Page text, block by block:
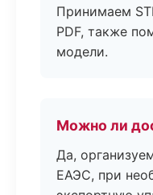
Принимаем
PDF, также
модели.
Можно ли
Да,
ЕАЭС, при